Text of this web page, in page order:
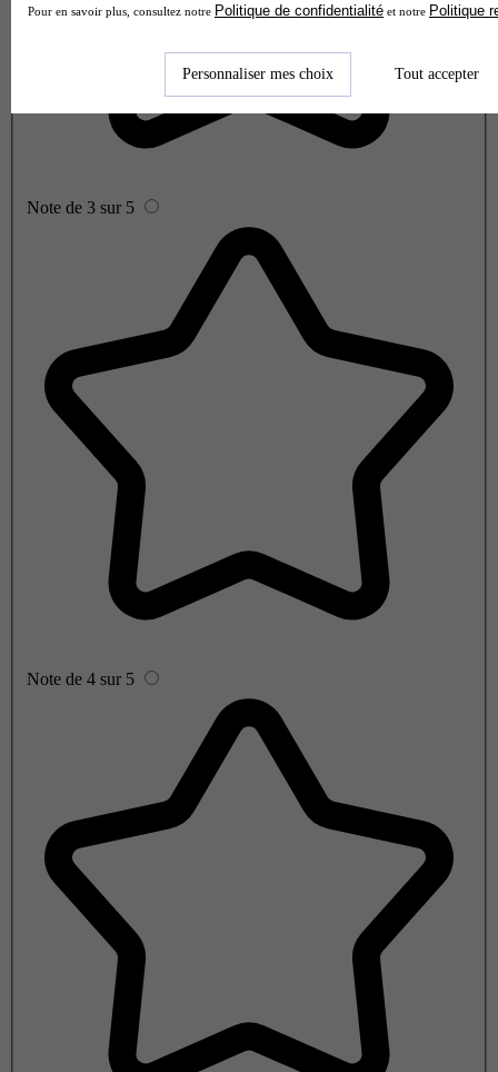
Note de 3 sur 5
Note de 4 sur 5
Pour en savoir plus, consultez notre Politique de confidentialité et notre Politique
Personnaliser mes choix Tout accepter